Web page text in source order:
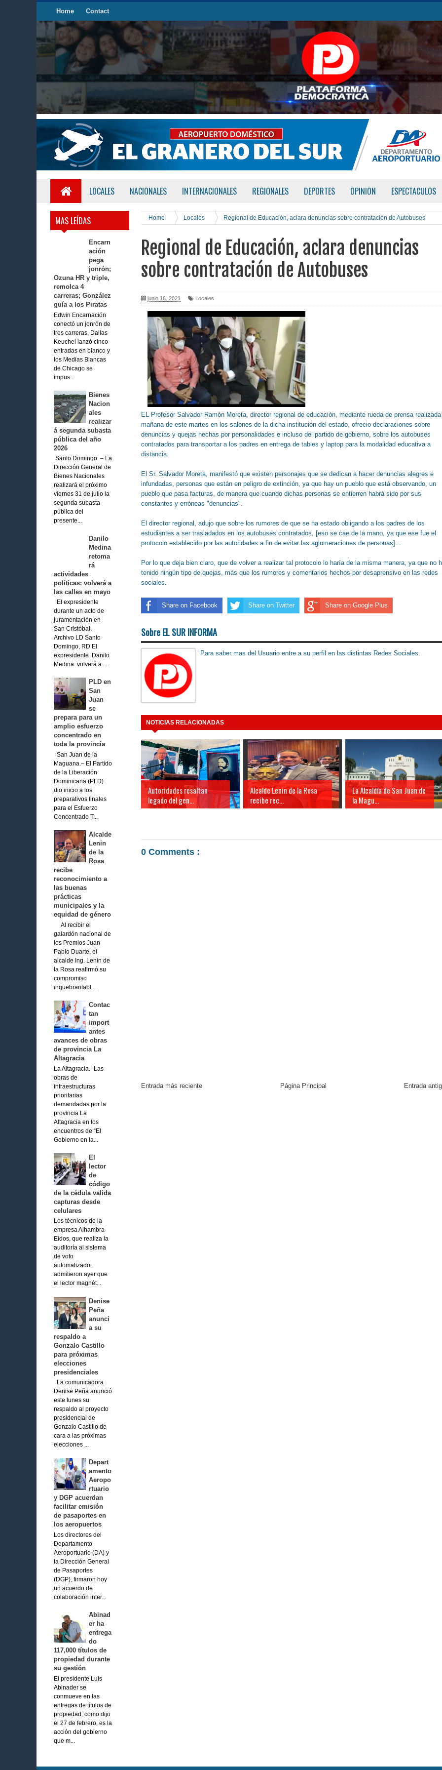
Home Contact
LOCALES NACIONALES INTERNACIONALES REGIONALES DEPORTES OPINION ESPECTACULOS
MAS LEÍDAS
Encarn
ación
pega
jonrón;
Ozuna HR y triple,
remolca 4
carreras; González
guía a los Piratas
Edwin Encarnación
conectó un jonrón de
tres carreras, Dallas
Keuchel lanzó cinco
entradas en blanco y
los Medias Blancas
de Chicago se
impus...
Bienes
Nacion
ales
realizar
á segunda subasta
pública del año
2026
Santo Domingo. – La
Dirección General de
Bienes Nacionales
realizará el próximo
viernes 31 de julio la
segunda subasta
pública del
presente...
Danilo
Medina
retoma
rá
actividades
políticas: volverá a
las calles en mayo
El expresidente
durante un acto de
juramentación en
San Cristóbal.
Archivo LD Santo
Domingo, RD El
expresidente Danilo
Medina volverá a ...
PLD en
San
Juan
se
prepara para un
amplio esfuerzo
concentrado en
toda la provincia
San Juan de la
Maguana.– El Partido
de la Liberación
Dominicana (PLD)
dio inicio a los
preparativos finales
para el Esfuerzo
Concentrado T...
Alcalde
Lenin
de la
Rosa
recibe
reconocimiento a
las buenas
prácticas
municipales y la
equidad de género
Al recibir el
galardón nacional de
los Premios Juan
Pablo Duarte, el
alcalde Ing. Lenin de
la Rosa reafirmó su
compromiso
inquebrantabl...
Contac
tan
import
antes
avances de obras
de provincia La
Altagracia
La Altagracia.- Las
obras de
infraestructuras
prioritarias
demandadas por la
provincia La
Altagracia en los
encuentros de “El
Gobierno en la...
El
lector
de
código
de la cédula valida
capturas desde
celulares
Los técnicos de la
empresa Alhambra
Eidos, que realiza la
auditoría al sistema
de voto
automatizado,
admitieron ayer que
el lector magnét...
Denise
Peña
anunci
a su
respaldo a
Gonzalo Castillo
para próximas
elecciones
presidenciales
La comunicadora
Denise Peña anunció
este lunes su
respaldo al proyecto
presidencial de
Gonzalo Castillo de
cara a las próximas
elecciones ...
Depart
amento
Aeropo
rtuario
y DGP acuerdan
facilitar emisión
de pasaportes en
los aeropuertos
Los directores del
Departamento
Aeroportuario (DA) y
la Dirección General
de Pasaportes
(DGP), firmaron hoy
un acuerdo de
colaboración inter...
Abinad
er ha
entrega
do
117,000 títulos de
propiedad durante
su gestión
El presidente Luis
Abinader se
conmueve en las
entregas de títulos de
propiedad, como dijo
el 27 de febrero, es la
acción del gobierno
que m...
Home Locales Regional de Educación, aclara denuncias sobre contratación de Autobuses
Regional de Educación, aclara denuncias
sobre contratación de Autobuses
junio 16, 2021 Locales
EL Profesor Salvador Ramón Moreta, director regional de educación, mediante rueda de prensa
mañana de este martes en los salones de la dicha institución del estado, ofrecio declaraciones sobre
denuncias y quejas hechas por personalidades e incluso del partido de gobierno, sobre los autobuses
contratados para transportar a los padres en entrega de tables y laptop para la modalidad educativa a
distancia.
El Sr. Salvador Moreta, manifestó que existen personajes que se dedican a hacer denuncias alegres e
infundadas, personas que están en peligro de extinción, ya que hay un pueblo que está observando, un
pueblo que pasa facturas, de manera que cuando dichas personas se entierren habrá sido por sus
constantes y erróneas "denuncias".
El director regional, adujo que sobre los rumores de que se ha estado obligando a los padres de los
estudiantes a ser trasladados en los autobuses contratados, [eso se cae de la mano, ya que ese fue el
protocolo establecido por las autoridades a fin de evitar las aglomeraciones de personas]...
Por lo que deja bien claro, que de volver a realizar tal protocolo lo haría de la misma manera, ya que no
tenido ningún tipo de quejas, más que los rumores y comentarios hechos por desaprensivo en las redes
sociales.
Share on Facebook Share on Twitter Share on Google Plus
Sobre EL SUR INFORMA
Para saber mas del Usuario entre a su perfil en las distintas Redes Sociales.
NOTICIAS RELACIONADAS
Autoridades resaltan
legado del gen...
Alcalde Lenin de la Rosa
recibe rec...
La Alcaldía de San Juan de
la Magu...
0 Comments :
Entrada más reciente Entrada
Página Principal